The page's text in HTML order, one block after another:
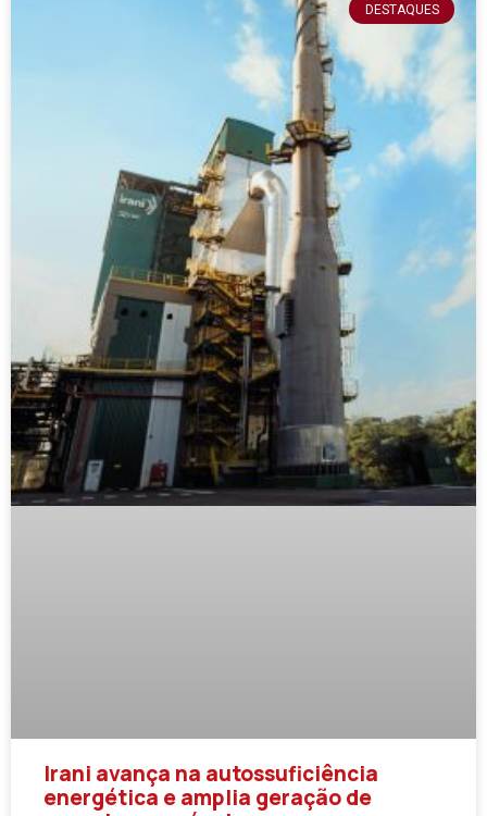
DESTAQUES
Irani avança na autossuficiência
energética e amplia geração de